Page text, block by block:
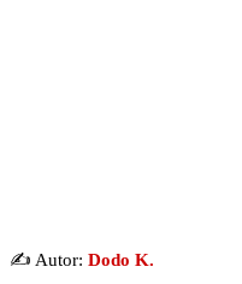
✍️ Autor: Dodo K.